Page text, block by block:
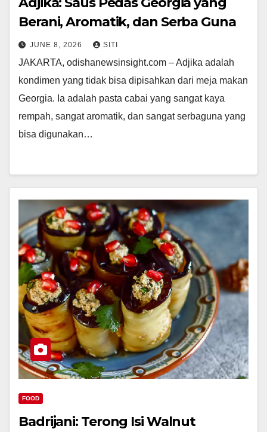
Berani, Aromatik, dan Serba Guna
JUNE 8, 2026 SITI
JAKARTA, odishanewsinsight.com – Adjika adalah
kondimen yang tidak bisa dipisahkan dari meja makan
Georgia. Ia adalah pasta cabai yang sangat kaya
rempah, sangat aromatik, dan sangat serbaguna yang
bisa digunakan…
FOOD
Badrijani: Terong Isi Walnut